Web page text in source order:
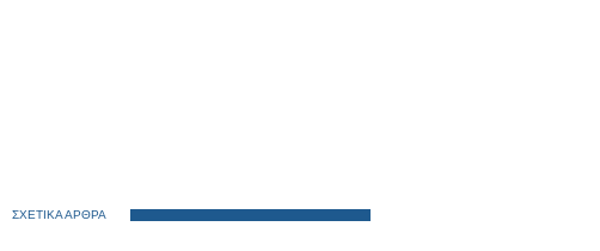
ΣΧΕΤΙΚΑ ΑΡΘΡΑ